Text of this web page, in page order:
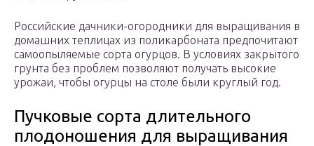
Российские дачники-огородники для выращивания в
домашних теплицах из поликарбоната предпочитают
самоопыляемые сорта огурцов. В условиях закрытого
грунта без проблем позволяют получать высокие
урожаи, чтобы огурцы на столе были круглый год.
Пучковые сорта длительного
плодоношения для выращивания